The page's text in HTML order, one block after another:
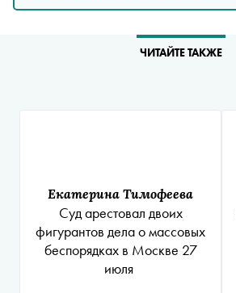
ЧИТАЙТЕ ТАКЖЕ
Екатерина Тимофеева
Суд арестовал двоих
фигурантов дела о массовых
беспорядках в Москве 27
июля